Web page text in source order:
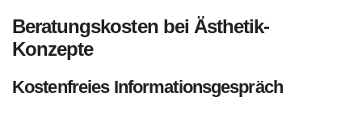
Beratungskosten bei Ästhetik-
Konzepte
Kostenfreies Informationsgespräch